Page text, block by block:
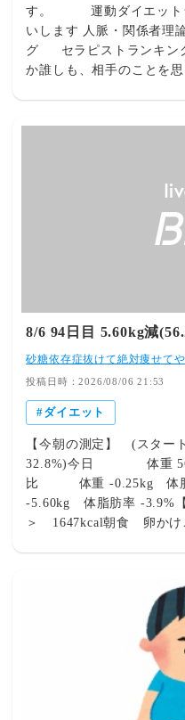
１００回） ★腰のくびれ
締めます。 骨盤回し（左右各１００回） ★下半身のリン
パの流れを良くして、下半
クランジ（５０回） ★体
【今日の一言 その１】
るために特別なことをす
い、人って。それを自分
合える。そこに向き合え
す。」 （イチロー） 【今日の一言 その３】 「大切な
のは、自分の持っている
るようになると、可能性
今日も名言の一言をありがとうご
＆フィットネス地道にが
方は励みになりますので
しいです！ にほんブログ
す。 にほんブログ村 一日一回ポチッとして応援いただけ
ると嬉しいです♪。 おかげさまで励みになっています。あ
りがとうございます。 応
りますように。 今日一日
src="https://
す。 運動ダイエット
いします 人脈・関係者理
グ セラピストランキン
か誰しも、相手のことを
言葉である。他人の感情
えて行動するということ
どの人間関係等のコミュ
ます。しかし、その後が
云えば、相手のためでは
に当てはめるとわかりや
ゼントが全く趣味のもの
ものであったとき。想像
れと思ってやることは悪
それが相手が望むことと
相手の感じ方・考えをコ
です。プレゼントした思
の物ですいらないプレゼ
して相手が受け取ってく
うか。私自身がちゃんと
未熟なのですが、他者の
もな」と振り返るきっか
「相手の為に」と思って
いないだろうかと一度立
のふり見てわがふり直せ
散らしたり、自分の正し
砂糖依存症抜けて絶対痩せて
投稿日時：2026/08/06 21:53
ダイエット
【今朝の測定】 (スタ
32.8%)今日 体重
比 体重 -0.25kg 体脂
-5.60kg 体脂肪率 -3.9%
＞ 1647kcal朝食 卵かけ
フェオレ1本夕食 お味噌
ツ、わかめ)、冷奴、パイ
ームと夕食のパイナップ
もあまりお腹が空かずお
ました。最近、もち麦ご
はもち麦の配合を1：1と
腹空かないかな？？？若